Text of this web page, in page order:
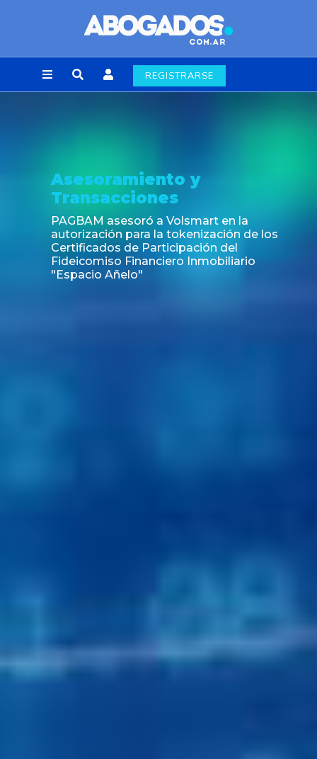
REGISTRARSE
de los
Noticia
Fin de la obligación de
laborales en la Ciudad de